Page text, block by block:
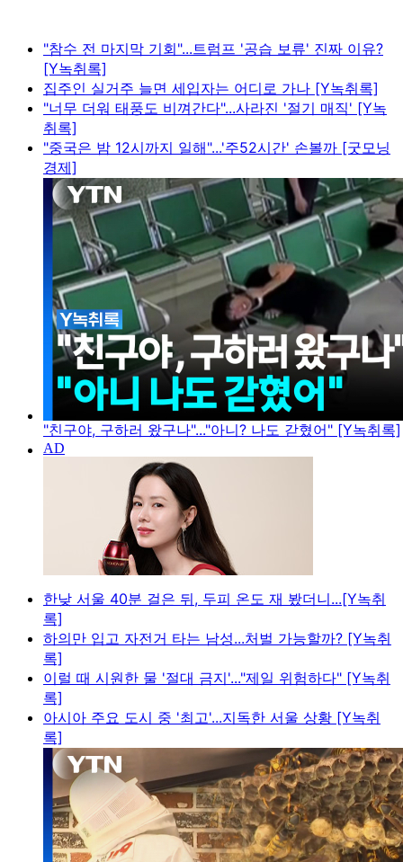
"참수 전 마지막 기회"...트럼프 '공습 보류' 진짜 이유?
[Y녹취록]
집주인 실거주 늘면 세입자는 어디로 가나 [Y녹취록]
"너무 더워 태풍도 비껴간다"...사라진 '절기 매직' [Y녹
취록]
"중국은 밤 12시까지 일해"...'주52시간' 손볼까 [굿모닝
경제]
"친구야, 구하러 왔구나"..."아니? 나도 갇혔어" [Y녹취록]
한낮 서울 40분 걸은 뒤, 두피 온도 재 봤더니...[Y녹취
록]
하의만 입고 자전거 타는 남성...처벌 가능할까? [Y녹취
록]
이럴 때 시원한 물 '절대 금지'..."제일 위험하다" [Y녹취
록]
아시아 주요 도시 중 '최고'...지독한 서울 상황 [Y녹취
록]